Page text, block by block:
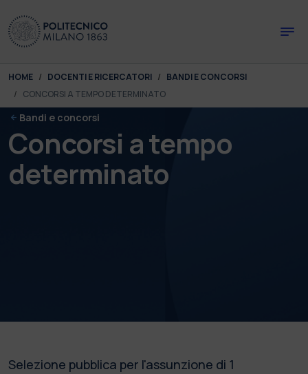
You are here:
HOME DOCENTI E RICERCATORI
BANDI E CONCORSI
CONCORSI A TEMPO DETERMINATO
Bandi e concorsi
Concorsi a tempo
determinato
Selezione pubblica per l'assunzione di 1